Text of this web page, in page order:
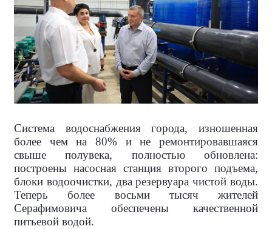
Система водоснабжения города, изношенная
более чем на 80% и не ремонтировавшаяся
свыше полувека, полностью обновлена:
построены насосная станция второго подъема,
блоки водоочистки, два резервуара чистой воды.
Теперь более восьми тысяч жителей
Серафимовича обеспечены качественной
питьевой водой.